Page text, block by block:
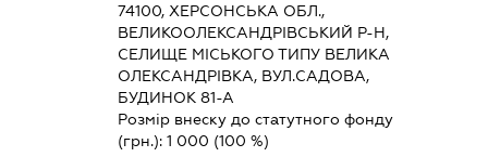
74100, ХЕРСОНСЬКА ОБЛ.,
ВЕЛИКООЛЕКСАНДРІВСЬКИЙ Р-Н,
СЕЛИЩЕ МІСЬКОГО ТИПУ ВЕЛИКА
ОЛЕКСАНДРІВКА, ВУЛ.САДОВА,
БУДИНОК 81-А
Розмір внеску до статутного фонду
(грн.): 1 000 (100 %)